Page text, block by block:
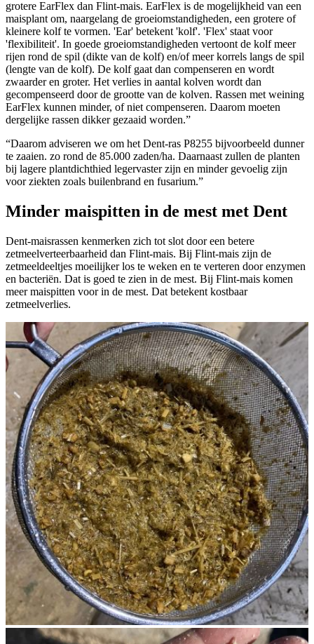
grotere EarFlex dan Flint-mais. EarFlex is de mogelijkheid van een
maisplant om, naargelang de groeiomstandigheden, een grotere of
kleinere kolf te vormen. 'Ear' betekent 'kolf'. 'Flex' staat voor
'flexibiliteit'. In goede groeiomstandigheden vertoont de kolf meer
rijen rond de spil (dikte van de kolf) en/of meer korrels langs de spil
(lengte van de kolf). De kolf gaat dan compenseren en wordt
zwaarder en groter. Het verlies in aantal kolven wordt dan
gecompenseerd door de grootte van de kolven. Rassen met weining
EarFlex kunnen minder, of niet compenseren. Daarom moeten
dergelijke rassen dikker gezaaid worden.”
“Daarom adviseren we om het Dent-ras P8255 bijvoorbeeld dunner
te zaaien. zo rond de 85.000 zaden/ha. Daarnaast zullen de planten
bij lagere plantdichthied legervaster zijn en minder gevoelig zijn
voor ziekten zoals builenbrand en fusarium.”
Minder maispitten in de mest met Dent
Dent-maisrassen kenmerken zich tot slot door een betere
zetmeelverteerbaarheid dan Flint-mais. Bij Flint-mais zijn de
zetmeeldeeltjes moeilijker los te weken en te verteren door enzymen
en bacteriën. Dat is goed te zien in de mest. Bij Flint-mais komen
meer maispitten voor in de mest. Dat betekent kostbaar
zetmeelverlies.